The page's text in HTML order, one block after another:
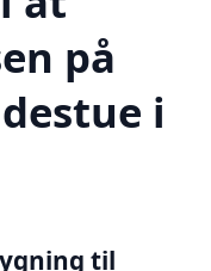
på
i
til